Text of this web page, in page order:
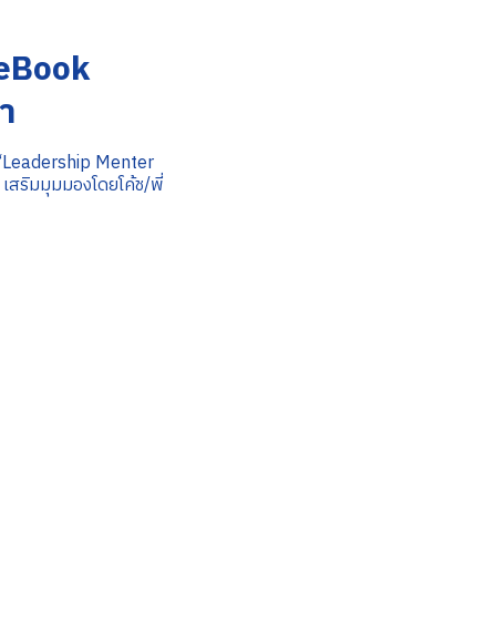
Menter
สริมมุมมองโดยโค้ช/พี่